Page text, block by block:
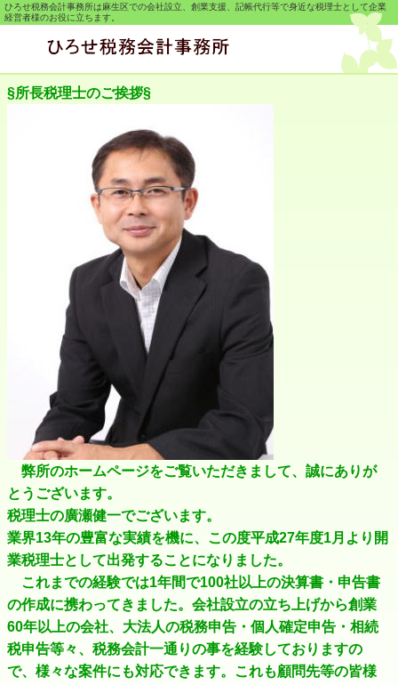
ひろせ税務会計事務所は麻生区での会社設立、創業支援、記帳代行等で身近な税理士として企業
経営者様のお役に立ちます。
§所長税理士のご挨拶§
弊所のホームページをご覧いただきまして、誠にありが
とうございます。
税理士の廣瀬健一でございます。
業界13年の豊富な実績を機に、この度平成27年度1月より開
業税理士として出発することになりました。
これまでの経験では1年間で100社以上の決算書・申告書
の作成に携わってきました。会社設立の立ち上げから創業
60年以上の会社、大法人の税務申告・個人確定申告・相続
税申告等々、税務会計一通りの事を経験しておりますの
で、様々な案件にも対応できます。これも顧問先等の皆様